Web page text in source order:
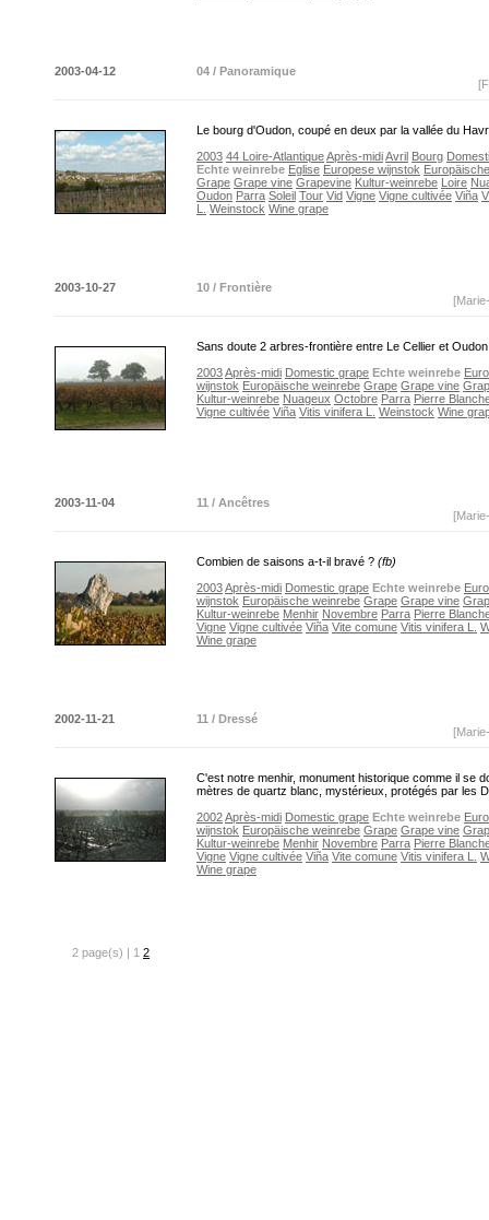
2003-04-12
04 / Panoramique
Le bourg d'Oudon, coupé en deux par la vallée du
2003 44 Loire-AtlantiqueAprès-midiAvril Bourg
Echte weinrebe Eglise Europese wijnstok
Grape Grape vine Grapevine Kultur-weinrebe Loire
Oudon Parra Soleil Tour Vid Vigne Vigne cultivée Viña
L.
Weinstock Wine grape
2003-10-27
10 / Frontière
Sans doute 2 arbres-frontière entre Le Cellier et
2003Après-midi Domestic grape Echte weinrebe
wijnstok Europäische weinrebe Grape Grape vine
Kultur-weinrebe Nuageux Octobre Parra Pierre
Vigne cultivée Viña Vitis vinifera L. Weinstock Wine
2003-11-04
11 / Ancêtres
Combien de saisons a-t-il bravé ? (fb)
2003Après-midi Domestic grape Echte weinrebe
wijnstok Europäische weinrebe Grape Grape vine
Kultur-weinrebe Menhir Novembre Parra Pierre
Vigne Vigne cultivée Viña Vite comune Vitis vinifera L.
Wine grape
2002-11-21
11 / Dressé
C'est notre menhir, monument historique comme il se
mètres de quartz blanc, mystérieux, protégés par les
2002Après-midi Domestic grape Echte weinrebe
wijnstok Europäische weinrebe Grape Grape vine
Kultur-weinrebe Menhir Novembre Parra Pierre
Vigne Vigne cultivée Viña Vite comune Vitis vinifera L.
Wine grape
2 page(s) | 1 2